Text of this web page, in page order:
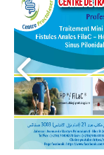
Contact